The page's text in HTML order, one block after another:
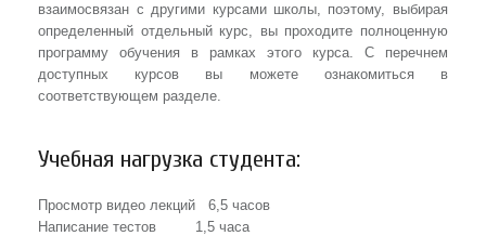
взаимосвязан с другими курсами школы, поэтому, выбирая
определенный отдельный курс, вы проходите полноценную
программу обучения в рамках этого курса. С перечнем
доступных курсов вы можете ознакомиться в
соответствующем разделе.
Учебная нагрузка студента:
Просмотр видео лекций 6,5 часов
Написание тестов 1,5 часа